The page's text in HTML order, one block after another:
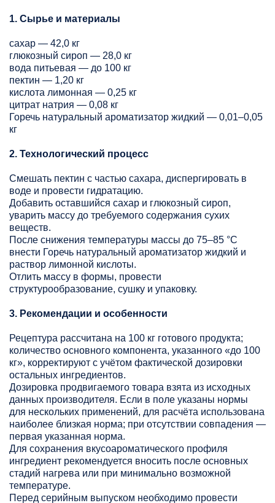
1. Сырье и материалы
сахар — 42,0 кг
глюкозный сироп — 28,0 кг
вода питьевая — до 100 кг
пектин — 1,20 кг
кислота лимонная — 0,25 кг
цитрат натрия — 0,08 кг
Горечь натуральный ароматизатор жидкий — 0,01–0,05
кг
2. Технологический процесс
Смешать пектин с частью сахара, диспергировать в
воде и провести гидратацию.
Добавить оставшийся сахар и глюкозный сироп,
уварить массу до требуемого содержания сухих
веществ.
После снижения температуры массы до 75–85 °C
внести Горечь натуральный ароматизатор жидкий и
раствор лимонной кислоты.
Отлить массу в формы, провести
структурообразование, сушку и упаковку.
3. Рекомендации и особенности
Рецептура рассчитана на 100 кг готового продукта;
количество основного компонента, указанного «до 100
кг», корректируют с учётом фактической дозировки
остальных ингредиентов.
Дозировка продвигаемого товара взята из исходных
данных производителя. Если в поле указаны нормы
для нескольких применений, для расчёта использована
наиболее близкая норма; при отсутствии совпадения —
первая указанная норма.
Для сохранения вкусоароматического профиля
ингредиент рекомендуется вносить после основных
стадий нагрева или при минимально возможной
температуре.
Перед серийным выпуском необходимо провести